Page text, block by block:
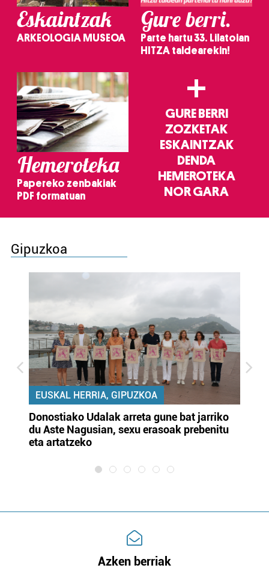
Eskaintzak
ARKEOLOGIA MUSEOA
Gure berri.
Parte hartu 33. Lilatoian
HITZA taldearekin!
Hemeroteka
Papereko zenbakiak
PDF formatuan
+
GURE BERRI
ZOZKETAK
ESKAINTZAK
DENDA
HEMEROTEKA
NOR GARA
Gipuzkoa
EUSKAL HERRIA, GIPUZKOA
Donostiako Udalak arreta gune bat jarriko
du Aste Nagusian, sexu erasoak prebenitu
eta artatzeko
Azken berriak